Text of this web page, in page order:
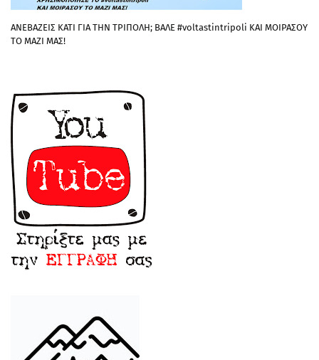
ΑΝΕΒΑΖΕΙΣ ΚΑΤΙ ΓΙΑ ΤΗΝ ΤΡΙΠΟΛΗ; ΒΑΛΕ #voltastintripoli ΚΑΙ ΜΟΙΡΑΣΟΥ
ΤΟ ΜΑΖΙ ΜΑΣ!